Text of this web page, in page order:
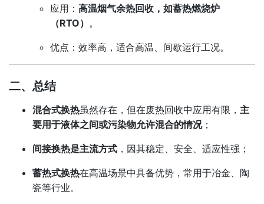
应用： 高温烟气余热回收，如蓄热燃烧炉
（RTO） 。
优点：效率高，适合高温、间歇运行工况。
二、总结
混合式换热虽然存在，但在废热回收中应用有限， 主
要用于液体之间或污染物允许混合的情况；
间接换热是主流方式 ，因其稳定、安全、适应性强；
蓄热式换热在高温场景中具备优势，常用于冶金、陶
瓷等行业。